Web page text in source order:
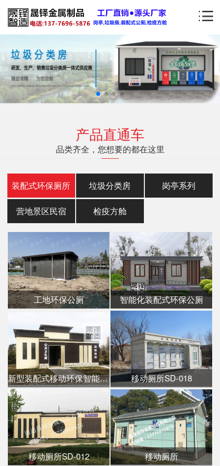
产品直通车
品类齐全，您想要的都在这里
装配式环保厕所 垃圾分类房 岗亭系列
营地景区民宿 检疫方舱
工地环保公厕 智能化装配式环保公厕
新型装配式移动环保智能公厕 移动厕所SD-018
移动厕所SD-012 移动厕所